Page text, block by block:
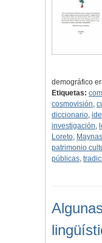
demográfico
Etiquetas:
cosmovisión,
diccionario,
investigación,
Loreto, Maynas
patrimonio
públicas,